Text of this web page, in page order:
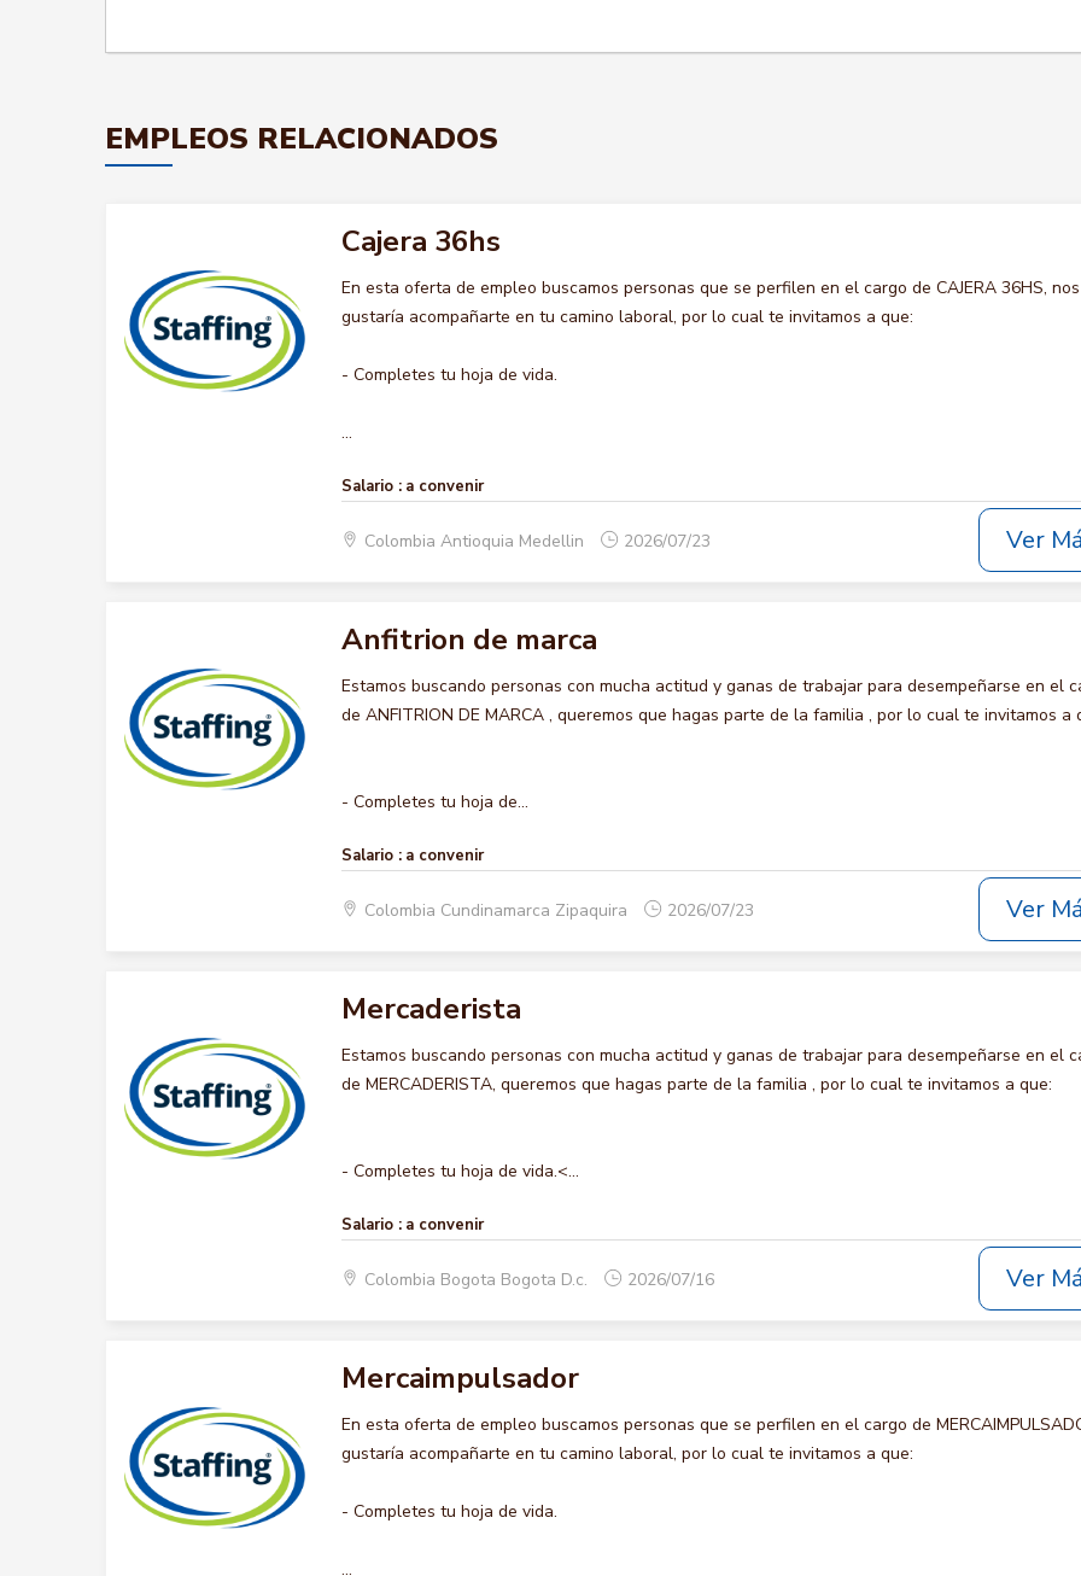
EMPLEOS RELACIONADOS
Cajera 36hs
En esta oferta de empleo buscamos personas que se perfilen en el cargo de CAJERA 36HS, nos
gustaría acompañarte en tu camino laboral, por lo cual te invitamos a que:
- Completes tu hoja de vida.
...
Salario : a convenir
Colombia Antioquia Medellin 2026/07/23 Ver
Anfitrion de marca
Estamos buscando personas con mucha actitud y ganas de trabajar para desempeñarse en el
de ANFITRION DE MARCA , queremos que hagas parte de la familia , por lo cual te invitamos a
- Completes tu hoja de...
Salario : a convenir
Colombia Cundinamarca Zipaquira 2026/07/23 Ver
Mercaderista
Estamos buscando personas con mucha actitud y ganas de trabajar para desempeñarse en el
de MERCADERISTA, queremos que hagas parte de la familia , por lo cual te invitamos a que:
- Completes tu hoja de vida.<...
Salario : a convenir
Colombia Bogota Bogota D.c. 2026/07/16 Ver
Mercaimpulsador
En esta oferta de empleo buscamos personas que se perfilen en el cargo de
gustaría acompañarte en tu camino laboral, por lo cual te invitamos a que:
- Completes tu hoja de vida.
...